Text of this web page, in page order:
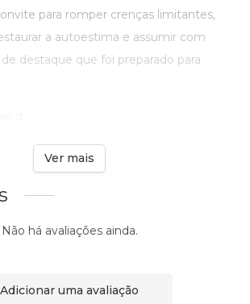
para romper crenças limitantes,
a autoestima e assumir com
destaque que foi preparado para
Ver mais
Não há avaliações ainda.
Adicionar uma avaliação